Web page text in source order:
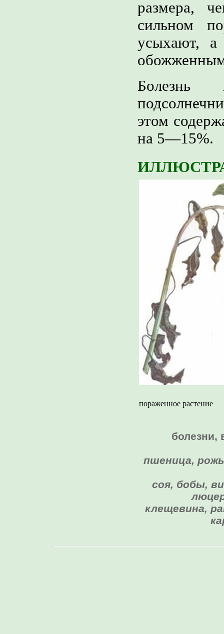
размера,
сильном
усыхают, а
Болезнь
этом
на 5—15%.
пораженное растение
болезни,
пшеница,
соя, бобы,
клещевина,